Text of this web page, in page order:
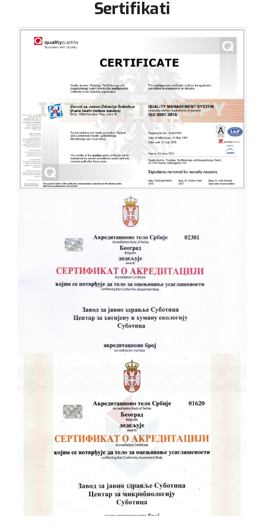
Sertifikati